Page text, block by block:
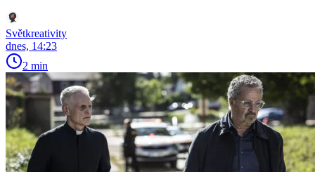
Světkreativity
dnes, 14:23
2 min